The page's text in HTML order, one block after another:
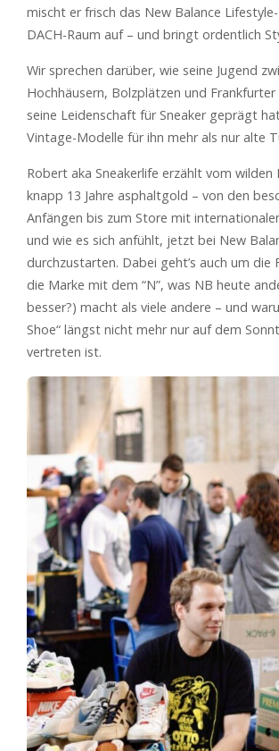
mischt er frisch das New Balance
DACH-Raum auf – und bringt ordentlich
Wir sprechen darüber, wie seine Jugend
Hochhäusern, Bolzplätzen und
seine Leidenschaft für Sneaker geprägt
Vintage-Modelle für ihn mehr als nur alte
Robert aka Sneakerlife erzählt vom wilden
knapp 13 Jahre asphaltgold – von den
Anfängen bis zum Store mit
und wie es sich anfühlt, jetzt bei New
durchzustarten. Dabei geht’s auch um die
die Marke mit dem “N”, was NB heute
besser?) macht als viele andere – und
Shoe“ längst nicht mehr nur auf dem
vertreten ist.